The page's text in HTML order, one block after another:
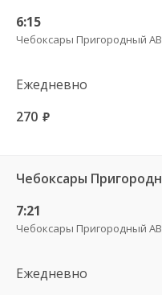
6:15
Чебоксары Пригородный АВ
Ежедневно
270 руб.
7:21
Чебоксары Пригородный АВ
Ежедневно